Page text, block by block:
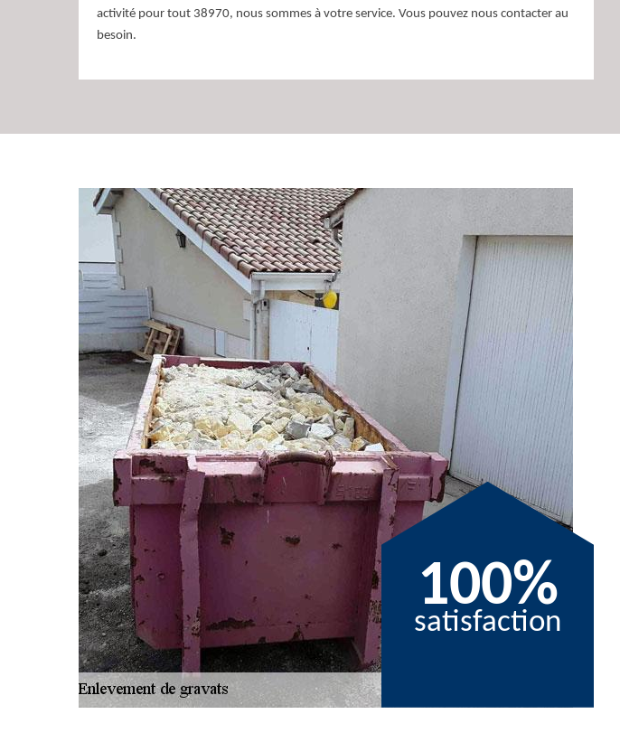
activité pour tout 38970, nous sommes à votre service. Vous pouvez nous contacter au
besoin.
100%
satisfaction
Optimisez le débarras des gravats
avec nos services professionnels à
Monestier D Ambel
Chez RG Location Benne, nous comprenons que se débarrasser des gravats peut être une tâche
ardue et chronophage. C'est pourquoi nous vous offrons des services professionnels de
débarras de gravats à Monestier D Ambel, afin de vous simplifier la vie. Notre équipe
expérimentée se charge de tout, de la collecte à l'élimination, vous permettant de vous
concentrer sur l'essentiel. Grâce à notre expertise, nous assurons un service rapide, efficace et
respectueux de l'environnement. Que vous soyez un particulier ou un professionnel, vous
pouvez compter sur notre savoir-faire pour gérer vos déchets de construction de manière
responsable. Située à 38970, notre entreprise RG Location Benne met un point d'honneur à
vous offrir une solution sur mesure, adaptée à vos besoins spécifiques. Ne laissez plus les
gravats encombrer vos espaces, faites confiance à RG Location Benne pour un débarras sans
souci à Monestier D Ambel et ses environs. Contactez-nous dès aujourd'hui pour découvrir
comment nous pouvons vous aider à optimiser votre espace de manière durable.